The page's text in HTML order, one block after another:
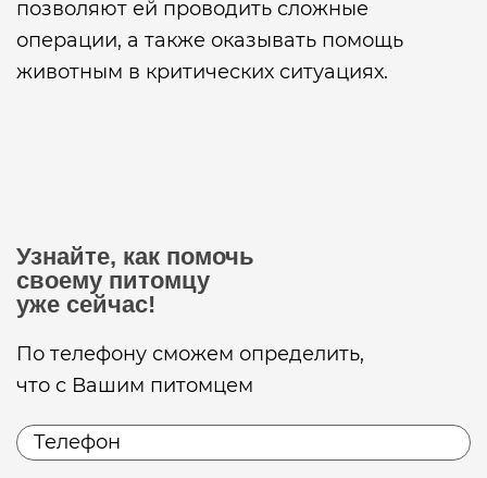
позволяют ей проводить сложные
операции, а также оказывать помощь
животным в критических ситуациях.
Узнайте, как помочь
своему питомцу
уже сейчас!
По телефону сможем определить,
что с Вашим питомцем